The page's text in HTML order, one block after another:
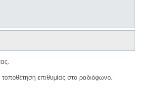
επιθυμίας στο ραδιόφωνο.